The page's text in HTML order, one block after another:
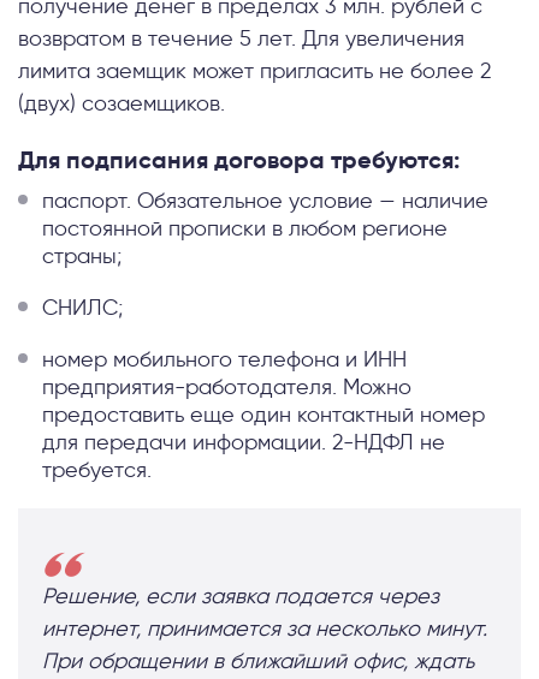
получение денег в пределах 3 млн. рублей с
возвратом в течение 5 лет. Для увеличения
лимита заемщик может пригласить не более 2
(двух) созаемщиков.
Для подписания договора требуются:
паспорт. Обязательное условие — наличие
постоянной прописки в любом регионе
страны;
СНИЛС;
номер мобильного телефона и ИНН
предприятия-работодателя. Можно
предоставить еще один контактный номер
для передачи информации. 2-НДФЛ не
требуется.
Решение, если заявка подается через
интернет, принимается за несколько минут.
При обращении в ближайший офис, ждать